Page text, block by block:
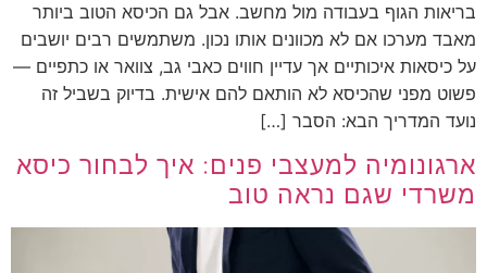
בריאות הגוף בעבודה מול מחשב. אבל גם הכיסא הטוב ביותר
מאבד מערכו אם לא מכוונים אותו נכון. משתמשים רבים יושבים
על כיסאות איכותיים אך עדיין חווים כאבי גב, צוואר או כתפיים —
פשוט מפני שהכיסא לא הותאם להם אישית. בדיוק בשביל זה
נועד המדריך הבא: הסבר […]
ארגונומיה למעצבי פנים: איך לבחור כיסא
משרדי שגם נראה טוב